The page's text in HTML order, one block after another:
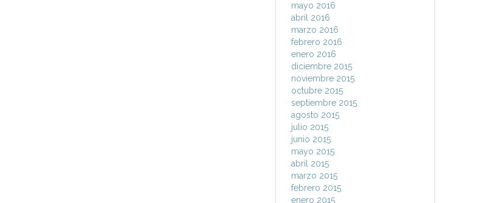
mayo 2016
abril 2016
marzo 2016
febrero 2016
enero 2016
diciembre 2015
noviembre 2015
octubre 2015
septiembre 2015
agosto 2015
julio 2015
junio 2015
mayo 2015
abril 2015
marzo 2015
febrero 2015
enero 2015